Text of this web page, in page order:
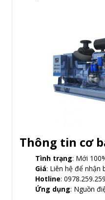
Thông tin cơ
Tình trạng: Mới
Giá: Liên hệ để nhận
Hotline:
Ứng dụng: Nguồn